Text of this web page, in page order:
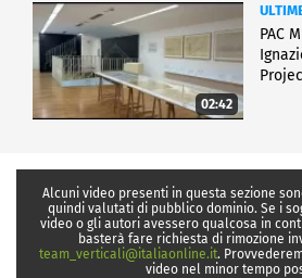
02:42
PAC
Alcuni video presenti in questa sezione
quindi valutati di pubblico dominio. Se i
video o gli autori avessero qualcosa in
basterà fare richiesta di rimozione
team_verticali@italiaonline.it.
video nel minor tempo